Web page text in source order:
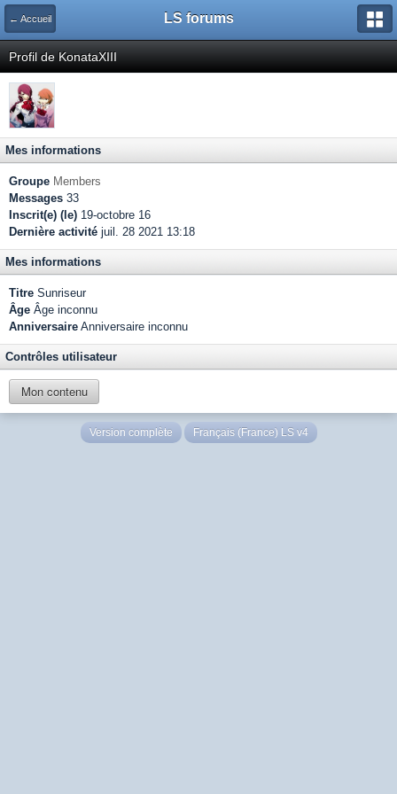
← Accueil LS forums
Profil de KonataXIII
Mes informations
Groupe Members
Messages 33
Inscrit(e) (le) 19-octobre 16
Dernière activité juil. 28 2021 13:18
Mes informations
Titre Sunriseur
Âge Âge inconnu
Anniversaire Anniversaire inconnu
Contrôles utilisateur
Mon contenu
Version complète Français (France) LS v4